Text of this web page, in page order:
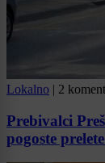
Lokalno | 2
Prebivalci
pogoste